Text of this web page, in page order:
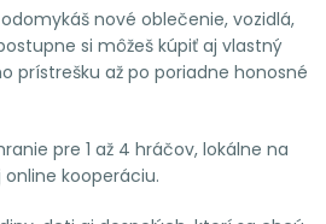
nové oblečenie, vozidlá,
si môžeš kúpiť aj vlastný
prístrešku až po poriadne honosné
pre 1 až 4 hráčov, lokálne na
kooperáciu.